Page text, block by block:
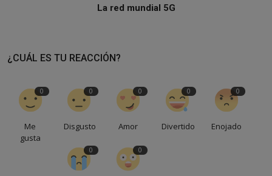
La red mundial 5G
¿CUÁL ES TU REACCIÓN?
0
Me
gusta
0
Disgusto
0
Amor
0
Divertido
0
Enojado
0 0